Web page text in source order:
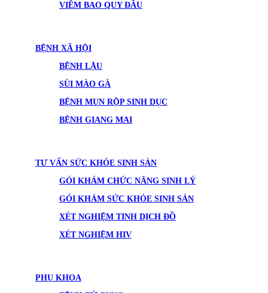
VIÊM BAO QUY ĐẦU
BỆNH XÃ HỘI
BỆNH LẬU
SÙI MÀO GÀ
BỆNH MỤN RỘP SINH DỤC
BỆNH GIANG MAI
TƯ VẤN SỨC KHỎE SINH SẢN
GÓI KHÁM CHỨC NĂNG SINH LÝ
GÓI KHÁM SỨC KHỎE SINH SẢN
XÉT NGHIỆM TINH DỊCH ĐỒ
XÉT NGHIỆM HIV
PHỤ KHOA